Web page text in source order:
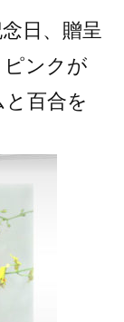
日、贈呈
ンクが
百合を